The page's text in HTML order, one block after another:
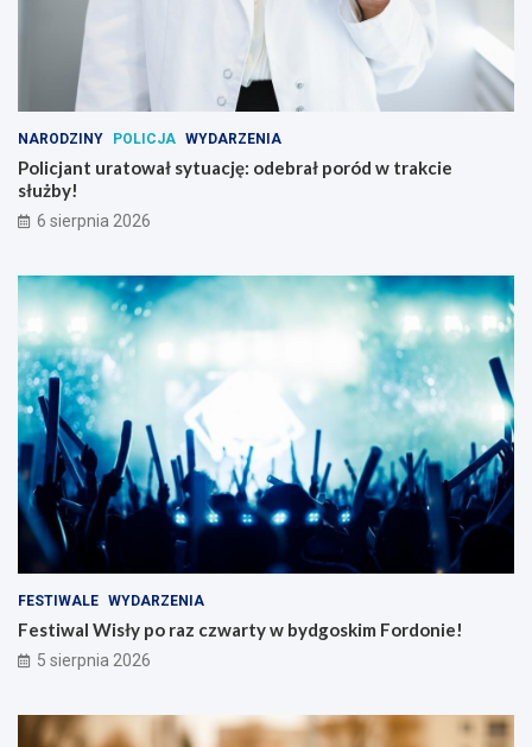
NARODZINY POLICJA WYDARZENIA
Policjant uratował sytuację: odebrał poród w trakcie
służby!
6 sierpnia 2026
FESTIWALE WYDARZENIA
Festiwal Wisły po raz czwarty w bydgoskim Fordonie!
5 sierpnia 2026